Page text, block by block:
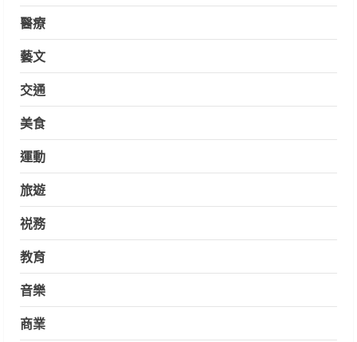
醫療
藝文
交通
美食
運動
旅遊
祱務
教育
音樂
商業